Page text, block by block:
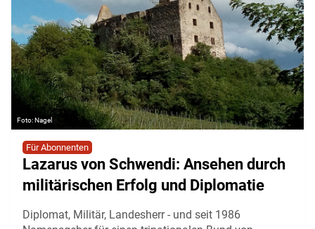
Nagel
Für Abonnenten
Lazarus von Schwendi: Ansehen durch
militärischen Erfolg und Diplomatie
Diplomat, Militär, Landesherr - und seit 1986